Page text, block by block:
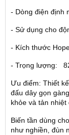
- Dòng điện định
- Sử dụng cho
- Kích thước
- Trọng lượng:
Ưu điểm: Thiết
đấu dây gọn
khỏe và tản nhiệt
Biến tần dùng
như nghiền, đùn